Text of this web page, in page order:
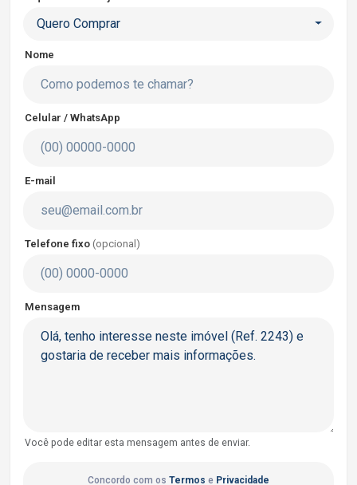
Quero Comprar
Nome
Celular / WhatsApp
E-mail
Telefone fixo (opcional)
Mensagem
Você pode editar esta mensagem antes de enviar.
Concordo com os Termos e Privacidade